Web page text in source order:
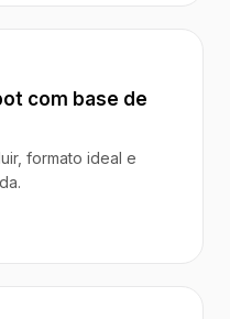
com base de
formato ideal e